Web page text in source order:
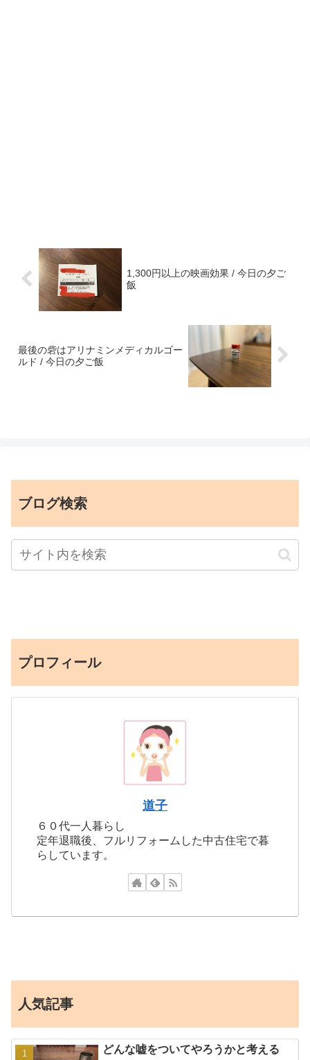
1,300円以上の映画効果 / 今日の夕ご
飯
最後の砦はアリナミンメディカルゴー
ルド / 今日の夕ご飯
ブログ検索
プロフィール
道子
６０代一人暮らし
定年退職後、フルリフォームした中古住宅で暮
らしています。
人気記事
どんな嘘をついてやろうかと考える